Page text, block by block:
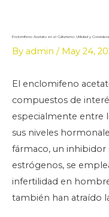
content
Enclomifeno Acetato en el Culturismo: Utilidad y
By admin / May 24,
El enclomifeno
compuestos de
especialmente entre
sus niveles
fármaco, un inhibidor
estrógenos, se
infertilidad en
también han atraído